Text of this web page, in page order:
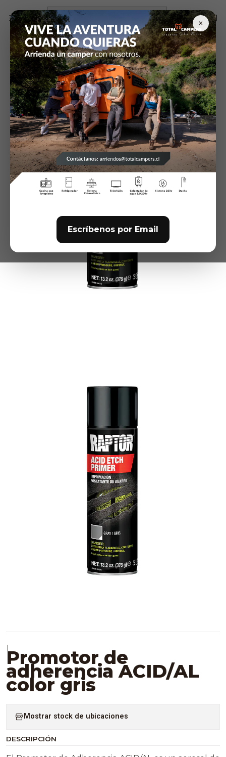
×
Escríbenos por Email
Inicio
Pintura y Masillas
Promotor de adherencia ACID/AL color gris
|Promotor de
adherencia ACID/AL
color gris
Mostrar stock de ubicaciones
DESCRIPCIÓN